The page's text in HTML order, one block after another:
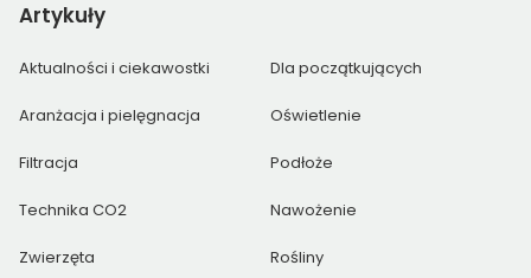
Artykuły
Aktualności i ciekawostki Dla początkujących
Aranżacja i pielęgnacja Oświetlenie
Filtracja Podłoże
Technika CO2 Nawożenie
Zwierzęta Rośliny